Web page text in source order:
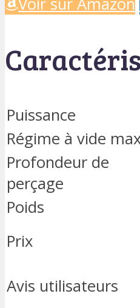
Puissance
Régime à vide
Profondeur de
perçage
Poids
Prix
Avis utilisateurs